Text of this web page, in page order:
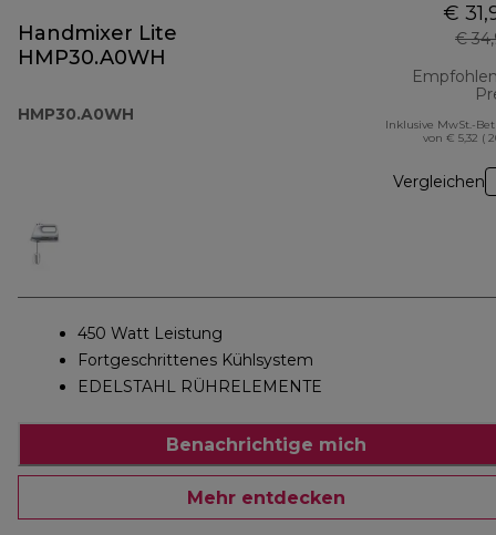
Handmixer Lite
HMP30.A0WH
HMP30.A0WH
€
€
Inklusive MwSt.-
von € 5,32 (
Vergleichen
450 Watt Leistung
Fortgeschrittenes Kühlsystem
EDELSTAHL RÜHRELEMENTE
Benachrichtige mich
Mehr entdecken